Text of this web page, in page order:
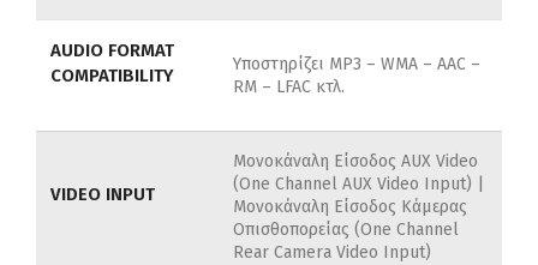
AUDIO FORMAT
COMPATIBILITY
Υποστηρίζει MP3 – WMA – AAC –
RM – LFAC κτλ.
VIDEO INPUT
Μονοκάναλη Είσοδος AUX Video
(One Channel AUX Video Input) |
Μονοκάναλη Είσοδος Κάμερας
Οπισθοπορείας (One Channel
Rear Camera Video Input)